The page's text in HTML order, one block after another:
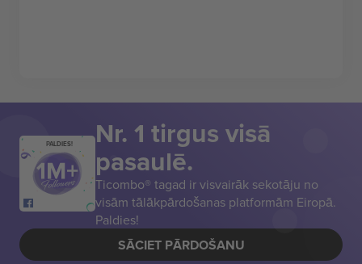
PALDIES! Nr. 1 tirgus visā
pasaulē.
Ticombo® tagad ir visvairāk sekotāju no
visām tālākpārdošanas platformām Eiropā.
Paldies!
SĀCIET PĀRDOŠANU